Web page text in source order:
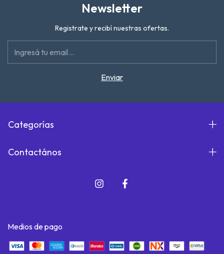
Newsletter
Registrate y recibí nuestras ofertas.
Categorías
Contactános
Medios de pago